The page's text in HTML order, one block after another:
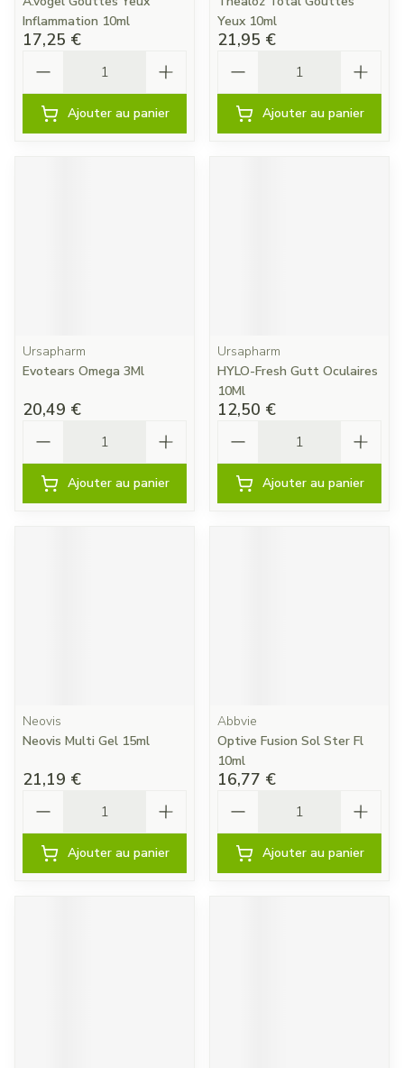
Inflammation 10ml
17,25 €
Ajouter au panier
Yeux 10ml
21,95 €
Ajouter au panier
Ursapharm
Evotears Omega 3Ml
20,49 €
Ajouter au panier
Ursapharm
HYLO-Fresh Gutt Oculaires
10Ml
12,50 €
Ajouter au panier
Neovis
Neovis Multi Gel 15ml
21,19 €
Ajouter au panier
Abbvie
Optive Fusion Sol Ster Fl
10ml
16,77 €
Ajouter au panier